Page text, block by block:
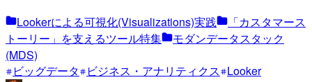
Lookerによる可視化(Visualizations)実践
「カスタマース
トーリー」を支えるツール特集
モダンデータスタック
(MDS)
ビッグデータ
ビジネス・アナリティクス Looker